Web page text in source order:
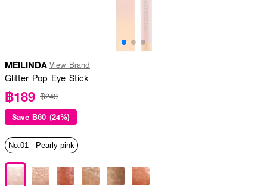
MEILINDA View Brand
Glitter Pop Eye Stick
฿189 ฿249
Save ฿60 (24%)
No.01 - Pearly pink